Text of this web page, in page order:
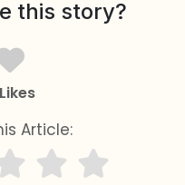
this story?
Article: